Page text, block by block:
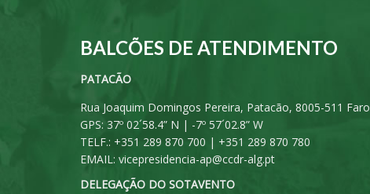
BALCÕES DE ATENDIMENTO
PATACÃO
Rua Joaquim Domingos Pereira, Patacão, 8005-511 Faro
GPS: 37º 02´58.4” N | -7º 57´02.8” W
TELF.: +351 289 870 700 | +351 289 870 780
EMAIL: vicepresidencia-ap@ccdr-alg.pt
DELEGAÇÃO DO SOTAVENTO